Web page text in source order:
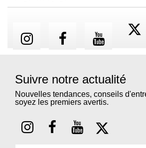
Suivre notre actualité
Nouvelles tendances, conseils
soyez les premiers avertis.